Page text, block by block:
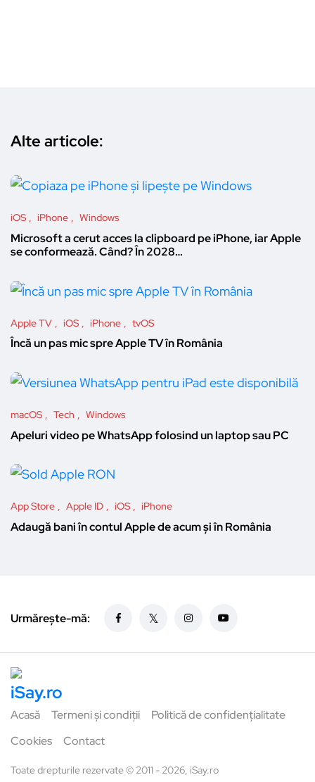
Alte articole:
iOS iPhone Windows
Microsoft a cerut acces la clipboard pe iPhone, iar Apple
se conformează. Când? În 2028…
Apple TV iOS iPhone tvOS
Încă un pas mic spre Apple TV în România
macOS Tech Windows
Apeluri video pe WhatsApp folosind un laptop sau PC
App Store Apple ID iOS iPhone
Adaugă bani în contul Apple de acum și în România
Urmărește-mă:
Acasă Termeni și condiții
Politică de confidențialitate
Cookies
Contact
Toate drepturile rezervate © 2011 - 2026, iSay.ro